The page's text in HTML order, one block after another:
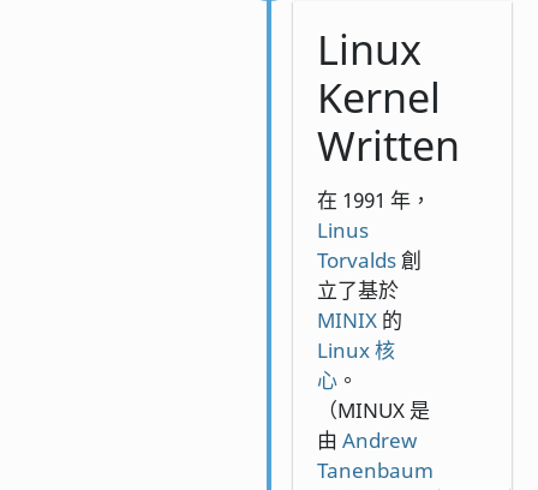
Linux
Kernel
Written
在 1991 年，
Linus
Torvalds創
立了基於
MINIX 的
Linux 核
心 。
（MINUX 是
由Andrew
Tanenbaum